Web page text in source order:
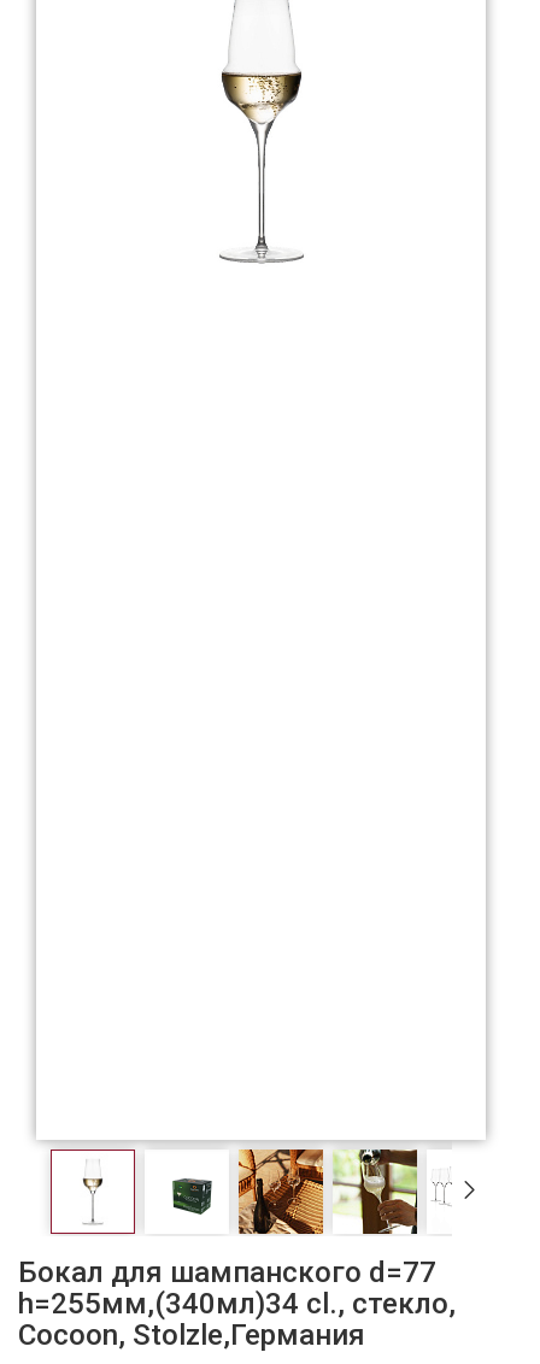
Бокал для шампанского d=77
h=255мм,(340мл)34 cl., стекло,
Cocoon, Stolzle,Германия